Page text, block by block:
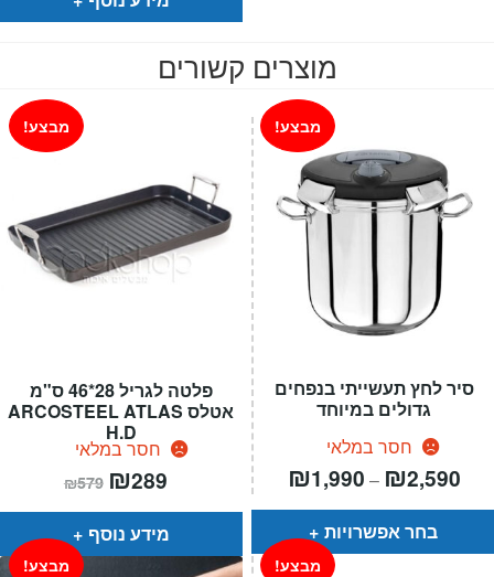
מוצרים קשורים
פלטה לגריל 28*46 ס"מ
אטלס ARCOSTEEL ATLAS
H.D
חסר במלאי
מבצע!
₪579 המחיר
המקורי
היה:
₪579.
₪289
הוא:
מידע נוסף
סיר לחץ תעשייתי בנפחים
גדולים במיוחד
חסר במלאי
מבצע!
₪1,990 – ₪2,590טווח
⁦₪1,990⁩
בחר אפשרויות
מבצע! מבצע!